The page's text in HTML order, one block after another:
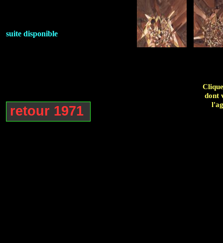
dont
retour 1971
suite disponible